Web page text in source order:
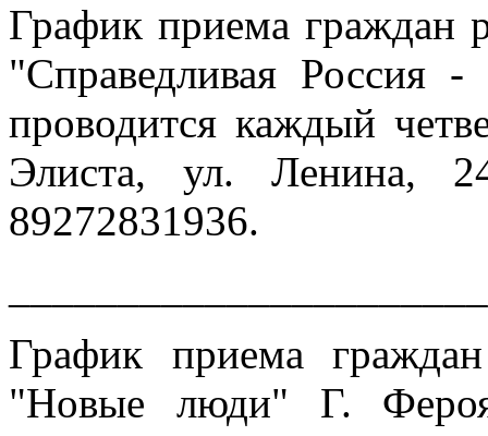
График приема граждан
"Справедливая Россия
проводится каждый
Элиста, ул. Ленина,
89272831936.
График приема
"Новые люди" Г.